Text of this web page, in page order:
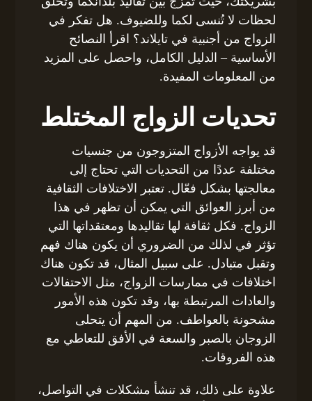
لحظات لا تُنسى لكما وللضيوف. هل تفكر في
الزواج من أجنبية في تايلاند؟ اقرأ النصائح
الأساسية – الدليل الكامل، واحصل على المزيد
من المعلومات المفيدة.
تحديات الزواج المختلط
قد يواجه الأزواج المتزوجون من جنسيات
مختلفة عددًا من التحديات التي تحتاج إلى
معالجتها بشكل فعّال. تعتبر الاختلافات الثقافية
من أبرز العوائق التي يمكن أن تظهر في هذا
الزواج. فكل ثقافة لها تقاليدها ومعتقداتها التي
تؤثر في لذلك من الضروري أن يكون هناك فهم
وتقبل متبادل. على سبيل المثال، قد تكون هناك
اختلافات في ممارسات الزواج، مثل الاحتفالات
والعادات المرتبطة بها، وقد تكون هذه الأمور
مشحونة بالعواطف. من المهم أن يتحلى
الزوجان بالصبر والسعة في الأفق للتعاطي مع
هذه الفروقات.
علاوة على ذلك، قد تنشأ مشكلات في التواصل،